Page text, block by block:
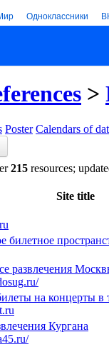
Одноклассники
>
Poster Calendars of
215 resources;
Site title
билетное
развлечения
на концерты в
Кургана